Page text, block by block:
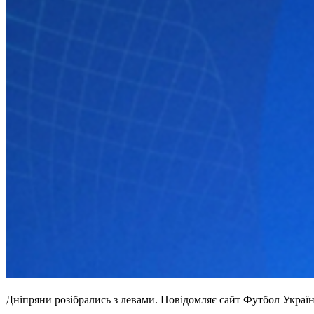
Дніпряни розібрались з левами. Повідомляє сайт Футбол